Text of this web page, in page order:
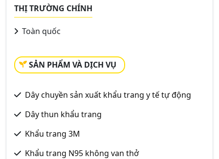
THỊ TRƯỜNG CHÍNH
Toàn quốc
SẢN PHẨM VÀ DỊCH VỤ
Dây chuyền sản xuất khẩu trang y tế tự động
Dây thun khẩu trang
Khẩu trang 3M
Khẩu trang N95 không van thở